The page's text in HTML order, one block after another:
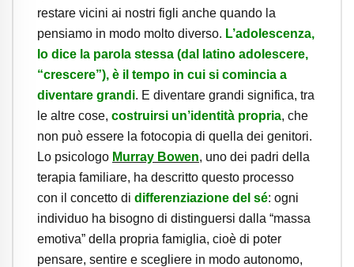
restare vicini ai nostri figli anche quando la
pensiamo in modo molto diverso. L’adolescenza,
lo dice la parola stessa (dal latino adolescere,
“crescere”), è il tempo in cui si comincia a
diventare grandi. E diventare grandi significa, tra
le altre cose, costruirsi un’identità propria, che
non può essere la fotocopia di quella dei genitori.
Lo psicologo Murray Bowen, uno dei padri della
terapia familiare, ha descritto questo processo
con il concetto di differenziazione del sé: ogni
individuo ha bisogno di distinguersi dalla “massa
emotiva” della propria famiglia, cioè di poter
pensare, sentire e scegliere in modo autonomo,